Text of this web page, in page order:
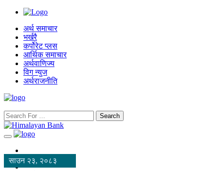
अर्थ समाचार
भर्खरै
कर्पोरेट प्लस
आर्थिक समाचार
अर्थवाणिज्य
विग न्युज
अर्थराजनीति
Search
साउन २३, २०८३